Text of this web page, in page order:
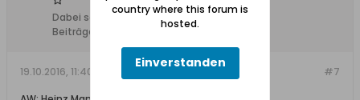
Dabei seit:
08.02.2009
Beiträge:
#7
19.10.2016, 11:40
country where this forum is
hosted.
Einverstanden